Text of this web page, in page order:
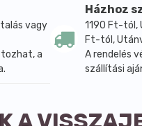
vagy
a
Házhoz
1190 Ft-tól,
Ft-tól,
A rendelés
szállítási